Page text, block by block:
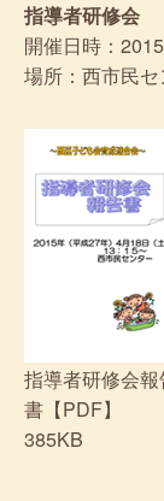
指導者研修会
開催日時：
場所：西市民
指導者研修会報
書【PDF】
385KB